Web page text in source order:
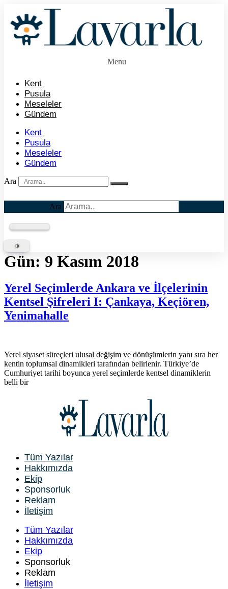
Menu
Kent
Pusula
Meseleler
Gündem
Kent
Pusula
Meseleler
Gündem
Ara
Ara
Gün: 9 Kasım 2018
Yerel Seçimlerde Ankara ve İlçelerinin
Kentsel Şifreleri I: Çankaya, Keçiören,
Yenimahalle
Yerel siyaset süreçleri ulusal değişim ve dönüşümlerin yanı sıra her
kentin toplumsal dinamikleri tarafından belirlenir. Türkiye’de
Cumhuriyet tarihi boyunca yerel seçimlerde kentsel dinamiklerin
belli bir
Tüm Yazılar
Hakkımızda
Ekip
Sponsorluk
Reklam
İletişim
Tüm Yazılar
Hakkımızda
Ekip
Sponsorluk
Reklam
İletişim